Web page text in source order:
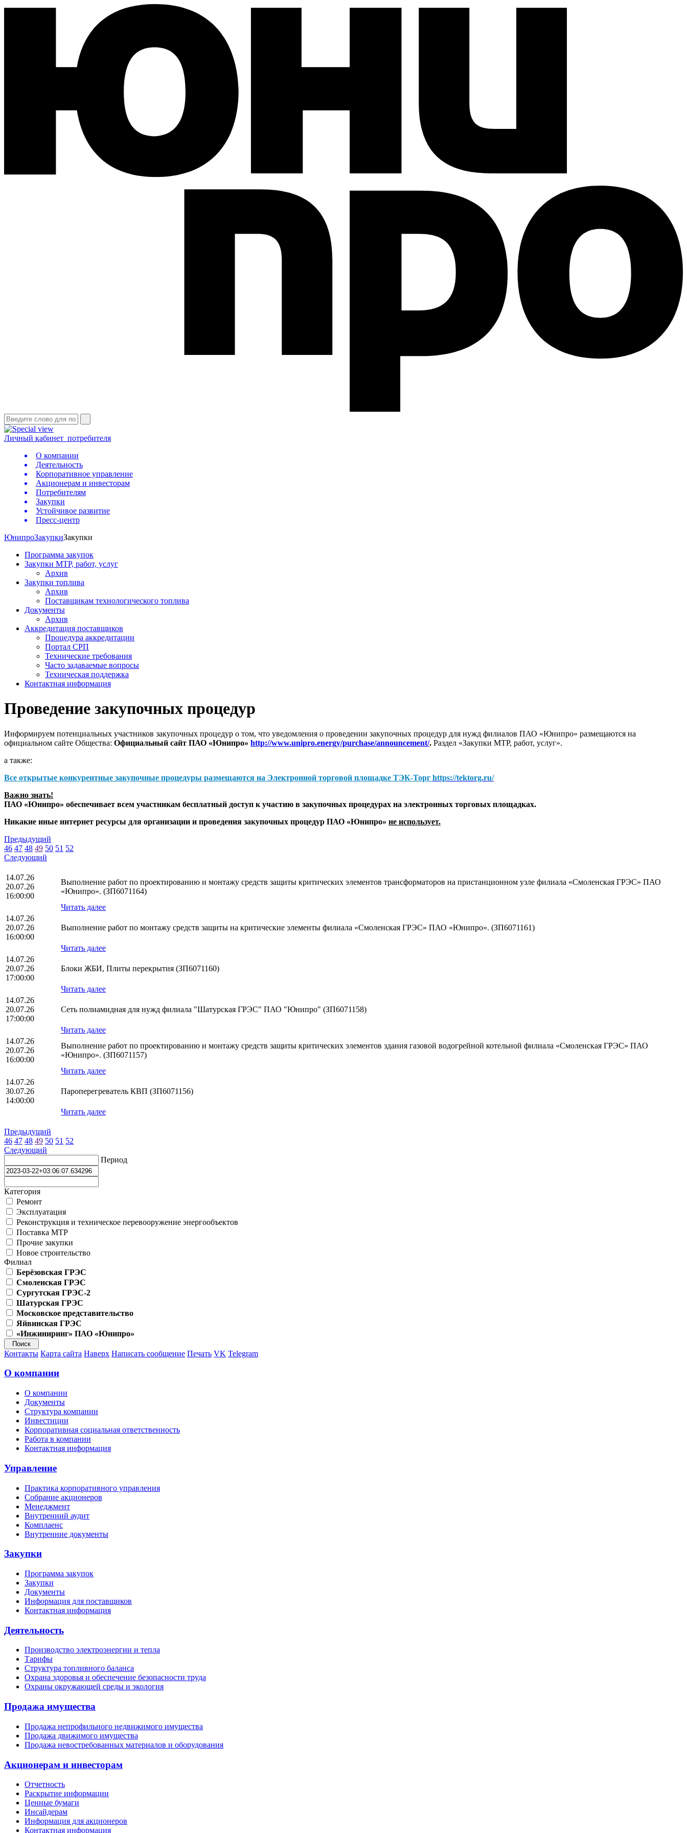
Личный кабинет потребителя
О компании
Деятельность
Корпоративное управление
Акционерам и инвесторам
Потребителям
Закупки
Устойчивое развитие
Пресс-центр
ЮнипроЗакупкиЗакупки
Программа закупок
Закупки МТР, работ, услуг
Архив
Закупки топлива
Архив
Поставщикам технологического топлива
Документы
Архив
Аккредитация поставщиков
Процедура аккредитации
Портал СРП
Технические требования
Часто задаваемые вопросы
Техническая поддержка
Контактная информация
Проведение закупочных процедур
Информируем потенциальных участников закупочных процедур о том, что уведомления о проведении закупочных процедур для нужд филиалов ПАО «Юнипро» размещаются на
официальном сайте Общества: Официальный сайт ПАО «Юнипро» http://www.unipro.energy/purchase/announcement/. Раздел «Закупки МТР, работ, услуг».
а также:
Все открытые конкурентные закупочные процедуры размещаются на Электронной торговой площадке ТЭК-Торг https://tektorg.ru/
Важно знать!
ПАО «Юнипро» обеспечивает всем участникам бесплатный доступ к участию в закупочных процедурах на электронных торговых площадках.
Никакие иные интернет ресурсы для организации и проведения закупочных процедур ПАО «Юнипро» не использует.
Предыдущий
46 47 48 49 50 51 52
Следующий
14.07.26
20.07.26
16:00:00
Выполнение работ по проектированию и монтажу средств защиты критических элементов трансформаторов на пристанционном узле филиала «Смоленская ГРЭС» ПАО
«Юнипро». (ЗП6071164)
Читать далее
14.07.26
20.07.26
16:00:00
Выполнение работ по монтажу средств защиты на критические элементы филиала «Смоленская ГРЭС» ПАО «Юнипро». (ЗП6071161)
Читать далее
14.07.26
20.07.26
17:00:00
Блоки ЖБИ, Плиты перекрытия (ЗП6071160)
Читать далее
14.07.26
20.07.26
17:00:00
Сеть полиамидная для нужд филиала "Шатурская ГРЭС" ПАО "Юнипро" (ЗП6071158)
Читать далее
14.07.26
20.07.26
16:00:00
Выполнение работ по проектированию и монтажу средств защиты критических элементов здания газовой водогрейной котельной филиала «Смоленская ГРЭС» ПАО
«Юнипро». (ЗП6071157)
Читать далее
14.07.26
30.07.26
14:00:00
Пароперегреватель КВП (ЗП6071156)
Читать далее
Предыдущий
46 47 48 49 50 51 52
Следующий
Период
Категория
Ремонт
Эксплуатация
Реконструкция и техническое перевооружение энергообъектов
Поставка МТР
Прочие закупки
Новое строительство
Филиал
Берёзовская ГРЭС
Смоленская ГРЭС
Сургутская ГРЭС-2
Шатурская ГРЭС
Московское представительство
Яйвинская ГРЭС
«Инжиниринг» ПАО «Юнипро»
Контакты Карта сайта Наверх Написать сообщение Печать VK Telegram
О компании
О компании
Документы
Структура компании
Инвестиции
Корпоративная социальная ответственность
Работа в компании
Контактная информация
Управление
Практика корпоративного управления
Собрание акционеров
Менеджмент
Внутренний аудит
Комплаенс
Внутренние документы
Закупки
Программа закупок
Закупки
Документы
Информация для поставщиков
Контактная информация
Деятельность
Производство электроэнергии и тепла
Тарифы
Структура топливного баланса
Охрана здоровья и обеспечение безопасности труда
Охраны окружающей среды и экология
Продажа имущества
Продажа непрофильного недвижимого имущества
Продажа движимого имущества
Продажа невостребованных материалов и оборудования
Акционерам и инвесторам
Отчетность
Раскрытие информации
Ценные бумаги
Инсайдерам
Информация для акционеров
Контактная информация